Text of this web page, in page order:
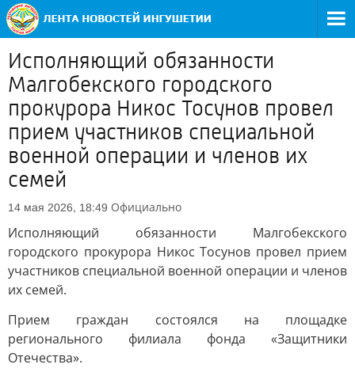
Исполняющий обязанности
Малгобекского городского
прокурора Никос Тосунов провел
прием участников специальной
военной операции и членов их
семей
14 мая 2026, 18:49 Официально
Исполняющий обязанности Малгобекского
городского прокурора Никос Тосунов провел прием
участников специальной военной операции и членов
их семей.
Прием граждан состоялся на площадке
регионального филиала фонда «Защитники
Отечества».